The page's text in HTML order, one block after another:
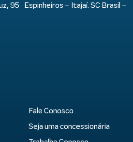
95 Espinheiros – Itajaí. SC Brasil –
Fale Conosco
Seja uma concessionária